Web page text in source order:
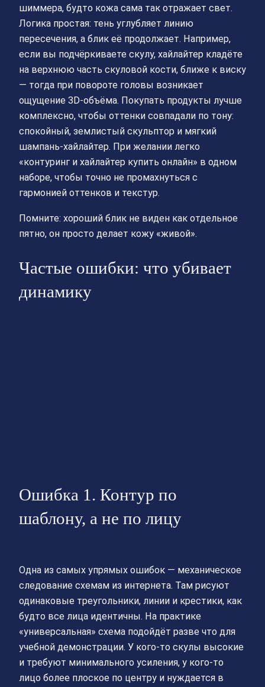
шиммера, будто кожа сама так отражает свет.
Логика простая: тень углубляет линию
пересечения, а блик её продолжает. Например,
если вы подчёркиваете скулу, хайлайтер кладёте
на верхнюю часть скуловой кости, ближе к виску
— тогда при повороте головы возникает
ощущение 3D-объёма. Покупать продукты лучше
комплексно, чтобы оттенки совпадали по тону:
спокойный, землистый скульптор и мягкий
шампань-хайлайтер. При желании легко
«контуринг и хайлайтер купить онлайн» в одном
наборе, чтобы точно не промахнуться с
гармонией оттенков и текстур.
Помните: хороший блик не виден как отдельное
пятно, он просто делает кожу «живой».
Частые ошибки: что убивает
динамику
Ошибка 1. Контур по
шаблону, а не по лицу
Одна из самых упрямых ошибок — механическое
следование схемам из интернета. Там рисуют
одинаковые треугольники, линии и крестики, как
будто все лица идентичны. На практике
«универсальная» схема подойдёт разве что для
учебной демонстрации. У кого-то скулы высокие
и требуют минимального усиления, у кого-то
лицо более плоское по центру и нуждается в